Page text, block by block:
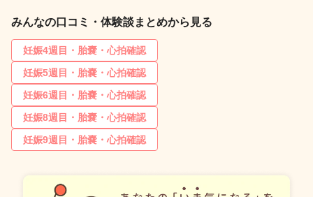
みんなの口コミ・体験談まとめから見る
妊娠4週目・胎嚢・心拍確認
妊娠5週目・胎嚢・心拍確認
妊娠6週目・胎嚢・心拍確認
妊娠8週目・胎嚢・心拍確認
妊娠9週目・胎嚢・心拍確認